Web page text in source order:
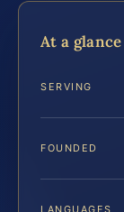
At a glance
SERVING
FOUNDED
LANGUAGES